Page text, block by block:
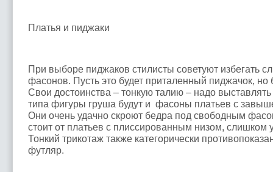
Платья и пиджаки
При выборе пиджаков стилисты советуют избегать
фасонов. Пусть это будет приталенный пиджачок,
Свои достоинства – тонкую талию – надо
типа фигуры груша будут и фасоны платьев с
Они очень удачно скроют бедра под свободным
стоит от платьев с плиссированным низом, слишком
Тонкий трикотаж также категорически
футляр.